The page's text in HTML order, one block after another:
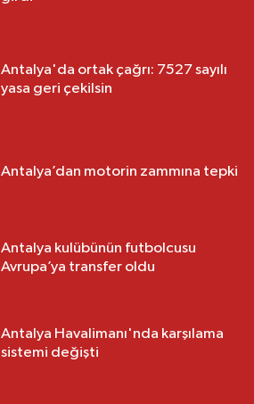
Antalya'da ortak çağrı: 7527 sayılı
yasa geri çekilsin
Antalya’dan motorin zammına tepki
Antalya kulübünün futbolcusu
Avrupa’ya transfer oldu
Antalya Havalimanı'nda karşılama
sistemi değişti